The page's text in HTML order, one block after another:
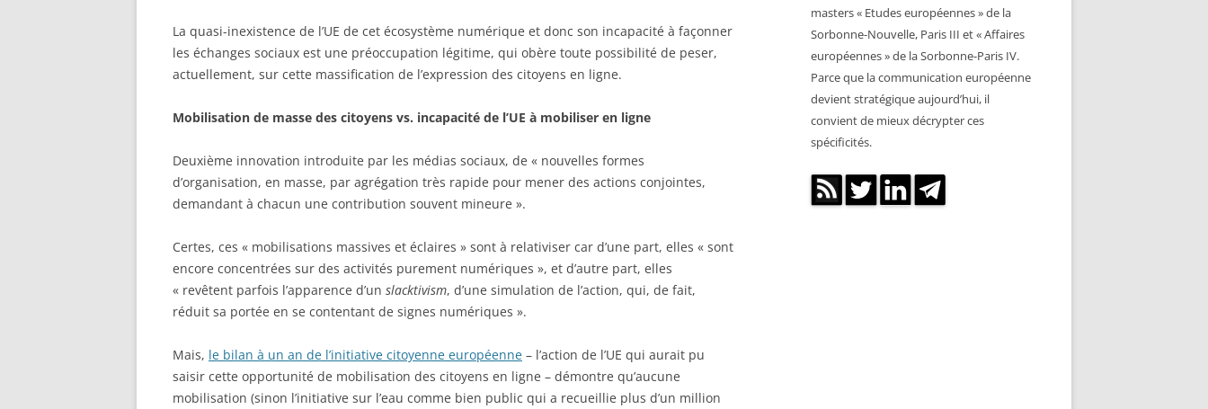
La quasi-inexistence de l’UE de cet écosystème numérique et donc son incapacité à façonner
les échanges sociaux est une préoccupation légitime, qui obère toute possibilité de peser,
actuellement, sur cette massification de l’expression des citoyens en ligne.
Mobilisation de masse des citoyens vs. incapacité de l’UE à mobiliser en ligne
Deuxième innovation introduite par les médias sociaux, de « nouvelles formes
d’organisation, en masse, par agrégation très rapide pour mener des actions conjointes,
demandant à chacun une contribution souvent mineure ».
Certes, ces « mobilisations massives et éclaires » sont à relativiser car d’une part, elles « sont
encore concentrées sur des activités purement numériques », et d’autre part, elles
« revêtent parfois l’apparence d’un slacktivism, d’une simulation de l’action, qui, de fait,
réduit sa portée en se contentant de signes numériques ».
Mais, le bilan à un an de l’initiative citoyenne européenne – l’action de l’UE qui aurait pu
saisir cette opportunité de mobilisation des citoyens en ligne – démontre qu’aucune
mobilisation (sinon l’initiative sur l’eau comme bien public qui a recueillie plus d’un million
masters « Etudes européennes » de la
Sorbonne-Nouvelle, Paris III et « Affaires
européennes » de la Sorbonne-Paris IV.
Parce que la communication européenne
devient stratégique aujourd’hui, il
convient de mieux décrypter ces
spécificités.